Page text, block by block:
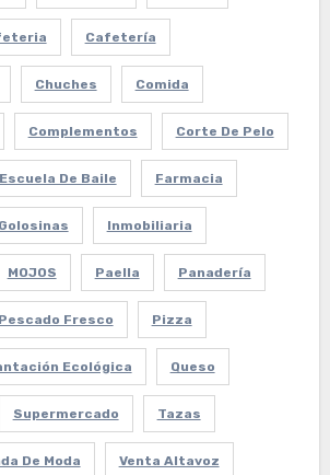
Cafetería
Chuches Comida
Complementos Corte De Pelo
Escuela De Baile Farmacia
Golosinas Inmobiliaria
MOJOS Paella Panadería
Pescado Fresco Pizza
Ecológica Queso
Supermercado Tazas
De Moda Venta Altavoz